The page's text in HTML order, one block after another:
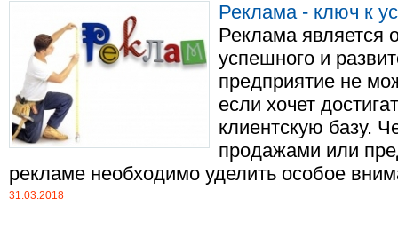
Реклама - ключ к
Реклама является
успешного и
предприятие не
если хочет
клиентскую базу.
продажами или
рекламе необходимо уделить особое
31.03.2018